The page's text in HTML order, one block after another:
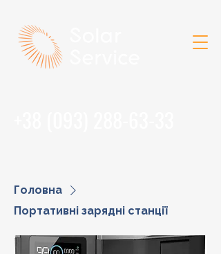
Головна
Портативні зарядні станції